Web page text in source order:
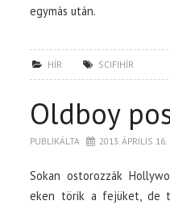
egymás után.
HÍR SCIFIHÍR
Oldboy
PUBLIKÁLTA 2013. ÁPRILIS 16.
Sokan ostorozzák
eken törik a fejüket, de